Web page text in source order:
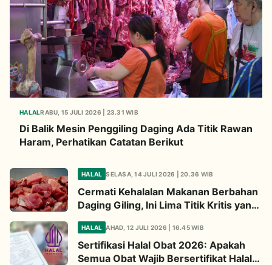
HALALRABU, 15 JULI 2026 | 23.31 WIB
Di Balik Mesin Penggiling Daging Ada Titik Rawan
Haram, Perhatikan Catatan Berikut
HALAL SELASA, 14 JULI 2026 | 20.36 WIB
Cermati Kehalalan Makanan Berbahan
Daging Giling, Ini Lima Titik Kritis yang
HALAL AHAD, 12 JULI 2026 | 16.45 WIB
Sertifikasi Halal Obat 2026: Apakah
Semua Obat Wajib Bersertifikat Halal?